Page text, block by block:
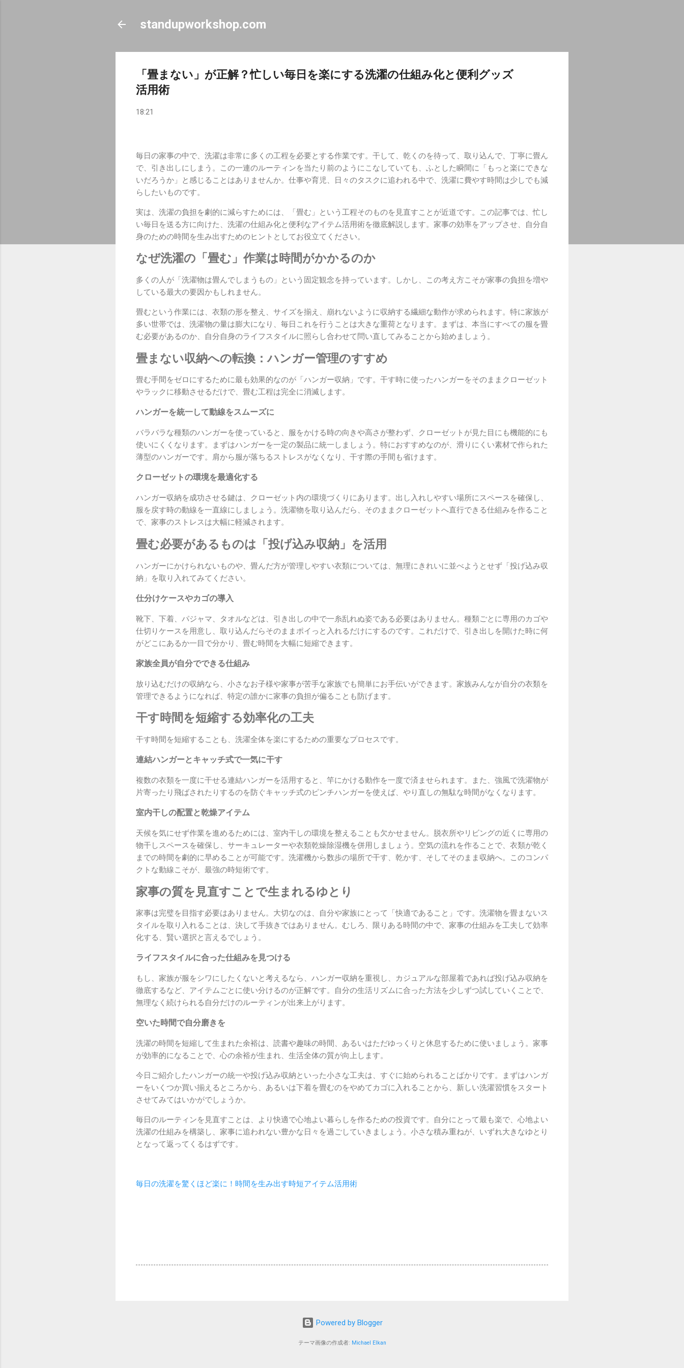
standupworkshop.com
「畳まない」が正解？忙しい毎日を楽にする洗濯の仕組み化と便利グッズ
活用術
18:21
毎日の家事の中で、洗濯は非常に多くの工程を必要とする作業です。干して、乾くのを待って、取り込んで、丁寧に畳ん
で、引き出しにしまう。この一連のルーティンを当たり前のようにこなしていても、ふとした瞬間に「もっと楽にできな
いだろうか」と感じることはありませんか。仕事や育児、日々のタスクに追われる中で、洗濯に費やす時間は少しでも減
らしたいものです。
実は、洗濯の負担を劇的に減らすためには、「畳む」という工程そのものを見直すことが近道です。この記事では、忙し
い毎日を送る方に向けた、洗濯の仕組み化と便利なアイテム活用術を徹底解説します。家事の効率をアップさせ、自分自
身のための時間を生み出すためのヒントとしてお役立てください。
なぜ洗濯の「畳む」作業は時間がかかるのか
多くの人が「洗濯物は畳んでしまうもの」という固定観念を持っています。しかし、この考え方こそが家事の負担を増や
している最大の要因かもしれません。
畳むという作業には、衣類の形を整え、サイズを揃え、崩れないように収納する繊細な動作が求められます。特に家族が
多い世帯では、洗濯物の量は膨大になり、毎日これを行うことは大きな重荷となります。まずは、本当にすべての服を畳
む必要があるのか、自分自身のライフスタイルに照らし合わせて問い直してみることから始めましょう。
畳まない収納への転換：ハンガー管理のすすめ
畳む手間をゼロにするために最も効果的なのが「ハンガー収納」です。干す時に使ったハンガーをそのままクローゼット
やラックに移動させるだけで、畳む工程は完全に消滅します。
ハンガーを統一して動線をスムーズに
バラバラな種類のハンガーを使っていると、服をかける時の向きや高さが整わず、クローゼットが見た目にも機能的にも
使いにくくなります。まずはハンガーを一定の製品に統一しましょう。特におすすめなのが、滑りにくい素材で作られた
薄型のハンガーです。肩から服が落ちるストレスがなくなり、干す際の手間も省けます。
クローゼットの環境を最適化する
ハンガー収納を成功させる鍵は、クローゼット内の環境づくりにあります。出し入れしやすい場所にスペースを確保し、
服を戻す時の動線を一直線にしましょう。洗濯物を取り込んだら、そのままクローゼットへ直行できる仕組みを作ること
で、家事のストレスは大幅に軽減されます。
畳む必要があるものは「投げ込み収納」を活用
ハンガーにかけられないものや、畳んだ方が管理しやすい衣類については、無理にきれいに並べようとせず「投げ込み収
納」を取り入れてみてください。
仕分けケースやカゴの導入
靴下、下着、パジャマ、タオルなどは、引き出しの中で一糸乱れぬ姿である必要はありません。種類ごとに専用のカゴや
仕切りケースを用意し、取り込んだらそのままポイっと入れるだけにするのです。これだけで、引き出しを開けた時に何
がどこにあるか一目で分かり、畳む時間を大幅に短縮できます。
家族全員が自分でできる仕組み
放り込むだけの収納なら、小さなお子様や家事が苦手な家族でも簡単にお手伝いができます。家族みんなが自分の衣類を
管理できるようになれば、特定の誰かに家事の負担が偏ることも防げます。
干す時間を短縮する効率化の工夫
干す時間を短縮することも、洗濯全体を楽にするための重要なプロセスです。
連結ハンガーとキャッチ式で一気に干す
複数の衣類を一度に干せる連結ハンガーを活用すると、竿にかける動作を一度で済ませられます。また、強風で洗濯物が
片寄ったり飛ばされたりするのを防ぐキャッチ式のピンチハンガーを使えば、やり直しの無駄な時間がなくなります。
室内干しの配置と乾燥アイテム
天候を気にせず作業を進めるためには、室内干しの環境を整えることも欠かせません。脱衣所やリビングの近くに専用の
物干しスペースを確保し、サーキュレーターや衣類乾燥除湿機を併用しましょう。空気の流れを作ることで、衣類が乾く
までの時間を劇的に早めることが可能です。洗濯機から数歩の場所で干す、乾かす、そしてそのまま収納へ。このコンパ
クトな動線こそが、最強の時短術です。
家事の質を見直すことで生まれるゆとり
家事は完璧を目指す必要はありません。大切なのは、自分や家族にとって「快適であること」です。洗濯物を畳まないス
タイルを取り入れることは、決して手抜きではありません。むしろ、限りある時間の中で、家事の仕組みを工夫して効率
化する、賢い選択と言えるでしょう。
ライフスタイルに合った仕組みを見つける
もし、家族が服をシワにしたくないと考えるなら、ハンガー収納を重視し、カジュアルな部屋着であれば投げ込み収納を
徹底するなど、アイテムごとに使い分けるのが正解です。自分の生活リズムに合った方法を少しずつ試していくことで、
無理なく続けられる自分だけのルーティンが出来上がります。
空いた時間で自分磨きを
洗濯の時間を短縮して生まれた余裕は、読書や趣味の時間、あるいはただゆっくりと休息するために使いましょう。家事
が効率的になることで、心の余裕が生まれ、生活全体の質が向上します。
今日ご紹介したハンガーの統一や投げ込み収納といった小さな工夫は、すぐに始められることばかりです。まずはハンガ
ーをいくつか買い揃えるところから、あるいは下着を畳むのをやめてカゴに入れることから、新しい洗濯習慣をスタート
させてみてはいかがでしょうか。
毎日のルーティンを見直すことは、より快適で心地よい暮らしを作るための投資です。自分にとって最も楽で、心地よい
洗濯の仕組みを構築し、家事に追われない豊かな日々を過ごしていきましょう。小さな積み重ねが、いずれ大きなゆとり
となって返ってくるはずです。
毎日の洗濯を驚くほど楽に！時間を生み出す時短アイテム活用術
Powered by Blogger
テーマ画像の作成者: Michael Elkan